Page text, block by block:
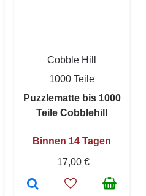
Cobble Hill
1000 Teile
Puzzlematte bis 1000
Teile Cobblehill
Binnen 14 Tagen
17,00 €